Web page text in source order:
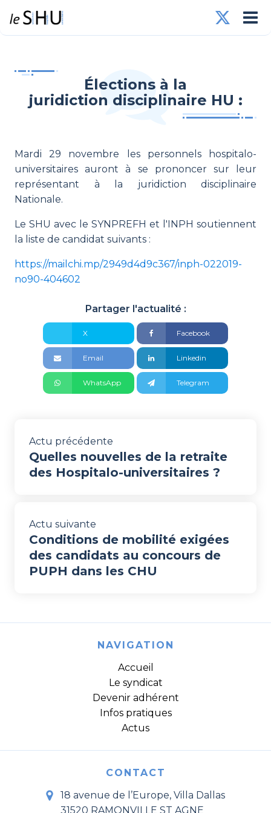
Élections à la
juridiction disciplinaire HU :
Mardi 29 novembre les personnels hospitalo-
universitaires auront à se prononcer sur leur
représentant à la juridiction disciplinaire
Nationale.
Le SHU avec le SYNPREFH et l'INPH soutiennent
la liste de candidat suivants :
https://mailchi.mp/2949d4d9c367/inph-022019-
no90-404602
Partager l'actualité :
X Facebook
Email Linkedin
WhatsApp Telegram
Actu précédente
Quelles nouvelles de la retraite
des Hospitalo-universitaires ?
Actu suivante
Conditions de mobilité exigées
des candidats au concours de
PUPH dans les CHU
NAVIGATION
Accueil
Le syndicat
Devenir adhérent
Infos pratiques
Actus
CONTACT
18 avenue de l’Europe, Villa Dallas
31520 RAMONVILLE ST AGNE